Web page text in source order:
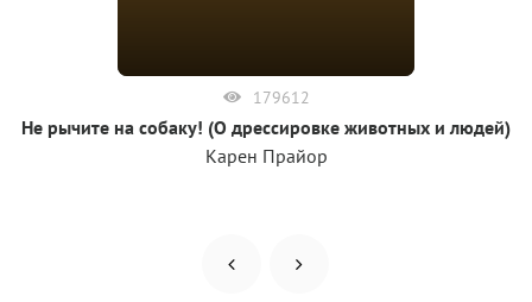
179612
Не рычите на собаку! (О дрессировке животных и людей)
Карен Прайор